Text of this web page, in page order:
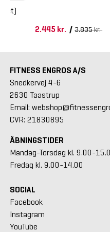
2.445 kr. / 3.835 kr.
FITNESS ENGROS A/S
Snedkervej 4-6
2630 Taastrup
Email:
CVR: 21830895
ÅBNINGSTIDER
Mandag-Torsdag kl. 9.00-
Fredag kl. 9.00-14.00
SOCIAL
Facebook
Instagram
YouTube